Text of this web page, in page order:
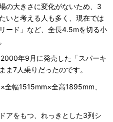
の大きさに変化がないため、3
いと考える人も多く、現在では
ード」など、全長4.5mを切る小
年9月に発売した「スパーキ
ま7人乗りだったのです。
幅1515mm×全高1895mm、
アをもつ、れっきとした3列シ